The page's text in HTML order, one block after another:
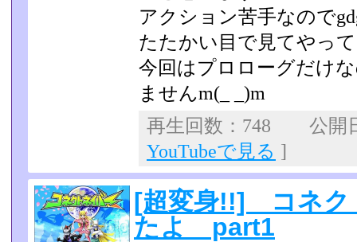
アクション苦手なので
たたかい目で見てやっ
今回はプロローグだけ
ませんm(_ _)m
再生回数：748 公
YouTubeで見る ]
[超変身!!] コネク
たよ part1